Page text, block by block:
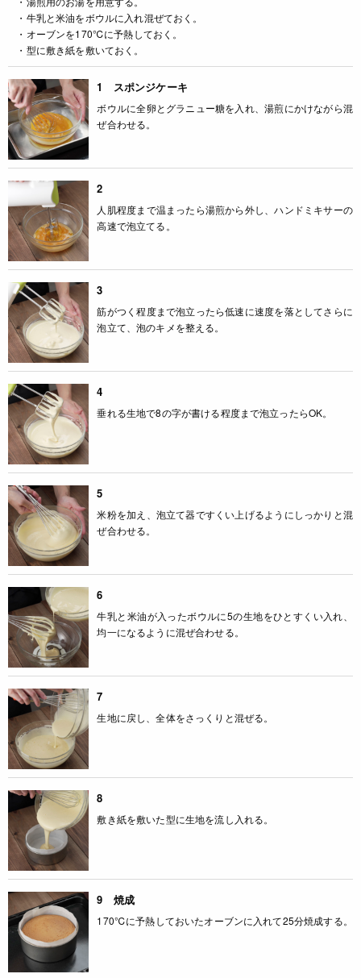
・牛乳と米油をボウルに入れ混ぜておく。
・オーブンを170℃に予熱しておく。
・型に敷き紙を敷いておく。
1 スポンジケーキ
ボウルに全卵とグラニュー糖を入れ、湯煎にかけながら混
ぜ合わせる。
2
人肌程度まで温まったら湯煎から外し、ハンドミキサーの
高速で泡立てる。
3
筋がつく程度まで泡立ったら低速に速度を落としてさらに
泡立て、泡のキメを整える。
4
垂れる生地で8の字が書ける程度まで泡立ったらOK。
5
米粉を加え、泡立て器ですくい上げるようにしっかりと混
ぜ合わせる。
6
牛乳と米油が入ったボウルに5の生地をひとすくい入れ、
均一になるように混ぜ合わせる。
7
生地に戻し、全体をさっくりと混ぜる。
8
敷き紙を敷いた型に生地を流し入れる。
9 焼成
170℃に予熱しておいたオーブンに入れて25分焼成する。